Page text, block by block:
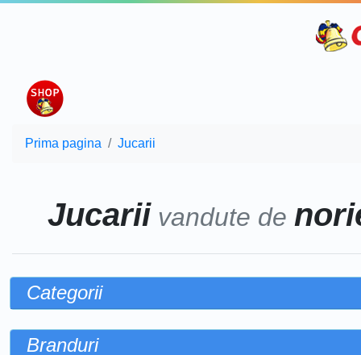
Prima pagina Jucarii
Jucariivandute de
Categorii
Branduri